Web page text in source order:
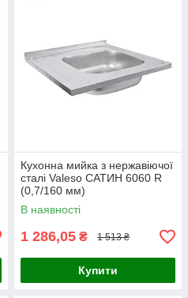
Кухонна мийка з нержавіючої
сталі Valeso САТИН 6060 R
(0,7/160 мм)
В наявності
1 286,05 ₴ 1 513 ₴
Купити